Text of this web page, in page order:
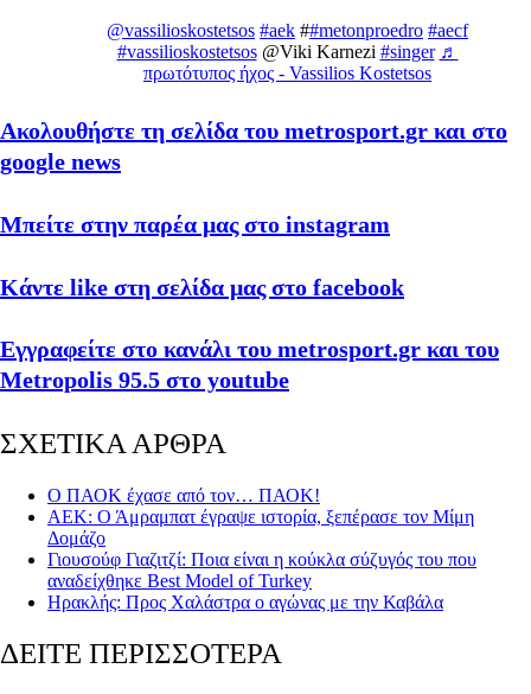
@vassilioskostetsos #aek ##metonproedro #aecf
#vassilioskostetsos@Viki Karnezi #singer ♬
πρωτότυπος ήχος - Vassilios Kostetsos
Ακολουθήστε τη σελίδα του metrosport.gr και στο
google news
Μπείτε στην παρέα μας στο instagram
Κάντε like στη σελίδα μας στο facebook
Εγγραφείτε στο κανάλι του metrosport.gr και του
Metropolis 95.5 στο youtube
ΣΧΕΤΙΚΑ ΑΡΘΡΑ
Ο ΠΑΟΚ έχασε από τον… ΠΑΟΚ!
ΑΕΚ: Ο Άμραμπατ έγραψε ιστορία, ξεπέρασε τον Μίμη
Δομάζο
Γιουσούφ Γιαζιτζί: Ποια είναι η κούκλα σύζυγός του που
αναδείχθηκε Best Model of Turkey
Ηρακλής: Προς Χαλάστρα ο αγώνας με την Καβάλα
ΔΕΙΤΕ ΠΕΡΙΣΣΟΤΕΡΑ